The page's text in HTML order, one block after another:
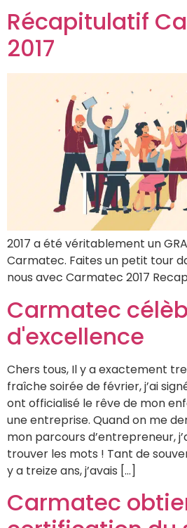
Récapitulatif
2017
2017 a été véritablement un
Carmatec. Faites un petit tour
nous avec Carmatec 2017
Carmatec
d'excellence
Chers tous, Il y a exactement
fraîche soirée de février, j’ai
ont officialisé le rêve de mon
une entreprise. Quand on me
mon parcours d’entrepreneur,
trouver les mots ! Tant de
y a treize ans, j’avais […]
Carmatec